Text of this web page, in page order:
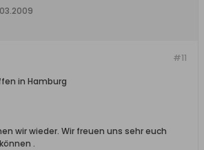
#11
in Hamburg
wir wieder. Wir freuen uns sehr euch
.